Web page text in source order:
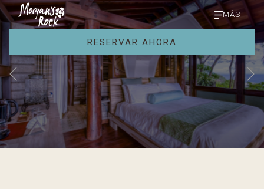
MÁS
RESERVAR AHORA
Anterior